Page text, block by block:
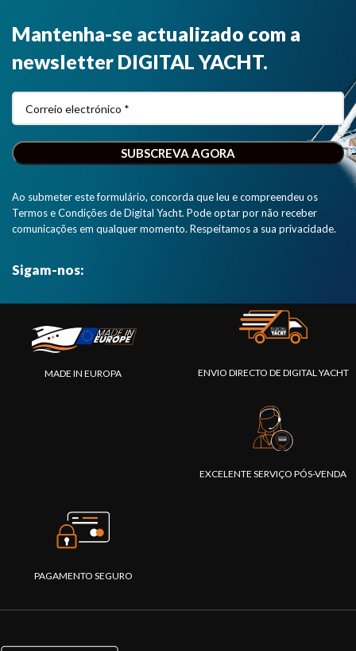
solução mais
receber alvos
Mantenha-se actualizado com a
newsletter DIGITAL YACHT.
Ao submeter este formulário, concorda que leu e compreendeu os
Termos e Condições de Digital Yacht. Pode optar por não receber
comunicações em qualquer momento. Respeitamos a sua privacidade.
Sigam-nos:
MADE IN EUROPA ENVIO DIRECTO DE DIGITAL YACHT
EXCELENTE SERVIÇO PÓS-VENDA
PAGAMENTO SEGURO